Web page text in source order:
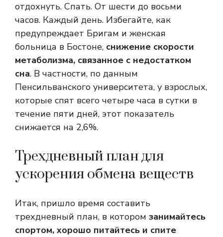
отдохнуть. Спать. От шести до восьми
часов. Каждый день. Избегайте, как
предупреждает Бригам и женская
больница в Бостоне, снижение скорости
метаболизма, связанное с недостатком
сна. В частности, по данным
Пенсильванского университета, у взрослых,
которые спят всего четыре часа в сутки в
течение пяти дней, этот показатель
снижается на 2,6%.
Трехдневный план для
ускорения обмена веществ
Итак, пришло время составить
трехдневный план, в котором занимайтесь
спортом, хорошо питайтесь и спите